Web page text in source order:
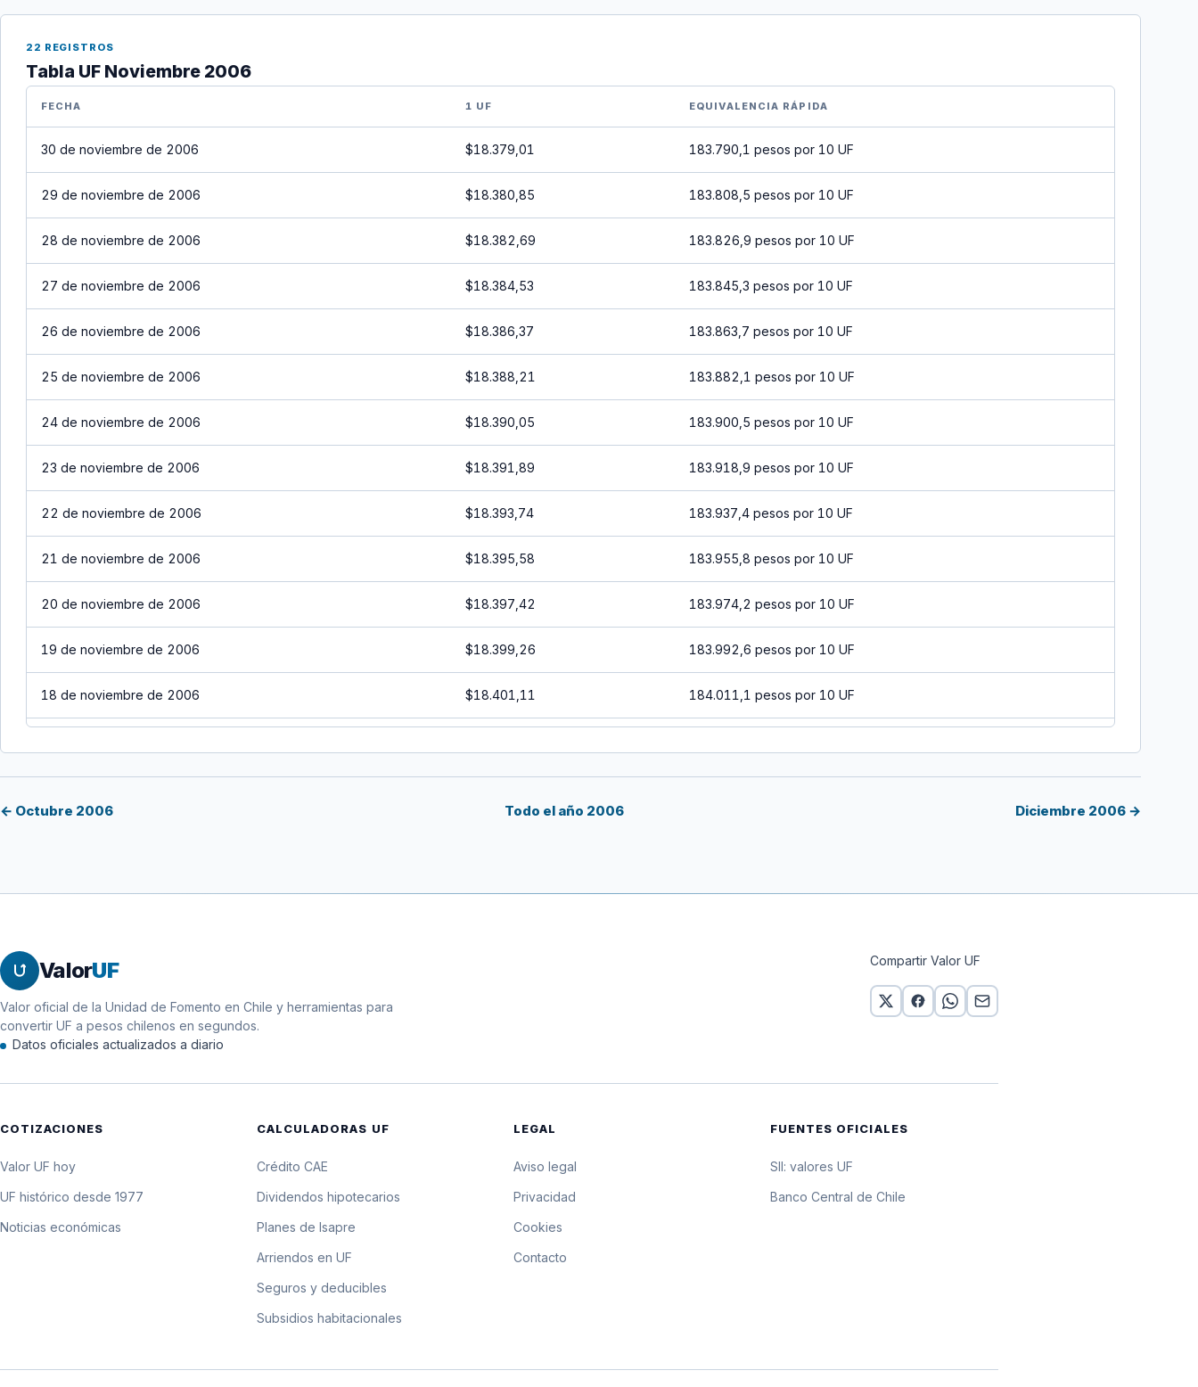
22 REGISTROS
Tabla UF Noviembre 2006
FECHA 1 UF EQUIVALENCIA RÁPIDA
30 de noviembre de 2006 $18.379,01 183.790,1 pesos por 10 UF
29 de noviembre de 2006 $18.380,85 183.808,5 pesos por 10 UF
28 de noviembre de 2006 $18.382,69 183.826,9 pesos por 10 UF
27 de noviembre de 2006 $18.384,53 183.845,3 pesos por 10 UF
26 de noviembre de 2006 $18.386,37 183.863,7 pesos por 10 UF
25 de noviembre de 2006 $18.388,21 183.882,1 pesos por 10 UF
24 de noviembre de 2006 $18.390,05 183.900,5 pesos por 10 UF
23 de noviembre de 2006 $18.391,89 183.918,9 pesos por 10 UF
22 de noviembre de 2006 $18.393,74 183.937,4 pesos por 10 UF
21 de noviembre de 2006 $18.395,58 183.955,8 pesos por 10 UF
20 de noviembre de 2006 $18.397,42 183.974,2 pesos por 10 UF
19 de noviembre de 2006 $18.399,26 183.992,6 pesos por 10 UF
18 de noviembre de 2006 $18.401,11 184.011,1 pesos por 10 UF
12 de noviembre de 2006
11 de noviembre de 2006
← Octubre 2006 Todo el año 2006 Diciembre 2006 →
ValorUF
Valor oficial de la Unidad de Fomento en Chile y herramientas para
convertir UF a pesos chilenos en segundos.
Datos oficiales actualizados a diario
Compartir Valor UF
COTIZACIONES
Valor UF hoy
UF histórico desde 1977
Noticias económicas
CALCULADORAS UF
Crédito CAE
Dividendos hipotecarios
Planes de Isapre
Arriendos en UF
Seguros y deducibles
Subsidios habitacionales
LEGAL
Aviso legal
Privacidad
Cookies
Contacto
FUENTES OFICIALES
SII: valores UF
Banco Central de Chile